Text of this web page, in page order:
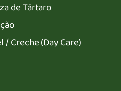
de Tártaro
Creche (Day Care)